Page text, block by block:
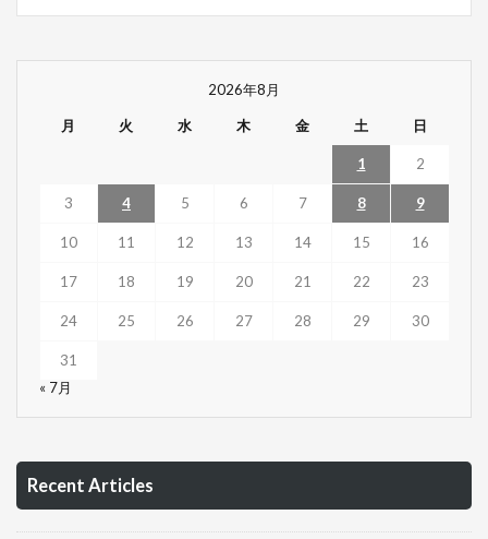
2026年8月
月 火 水 木 金 土 日
1 2
3 4 5 6 7 8 9
10 11 12 13 14 15 16
17 18 19 20 21 22 23
24 25 26 27 28 29 30
31
« 7月
Recent Articles